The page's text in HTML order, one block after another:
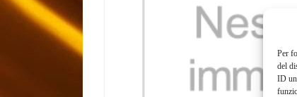
Per
del
ID